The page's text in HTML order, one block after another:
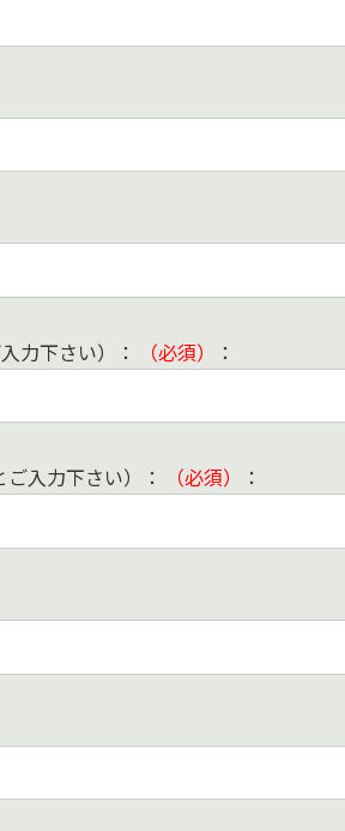
力下さい）： （必須） ：
入力下さい）： （必須） ：